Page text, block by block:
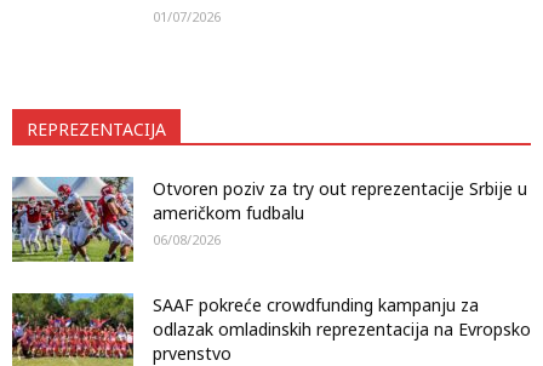
01/07/2026
REPREZENTACIJA
Otvoren poziv za try out reprezentacije Srbije u
američkom fudbalu
06/08/2026
SAAF pokreće crowdfunding kampanju za
odlazak omladinskih reprezentacija na Evropsko
prvenstvo